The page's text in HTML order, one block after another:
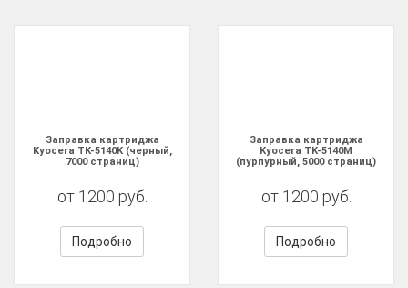
Заправка картриджа
Kyocera TK-5140K (черный,
7000 страниц)
от 1200 руб.
Подробно
Заправка картриджа
Kyocera TK-5140M
(пурпурный, 5000 страниц)
от 1200 руб.
Подробно